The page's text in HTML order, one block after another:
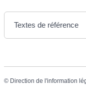
Textes de référence
© Direction de l'information